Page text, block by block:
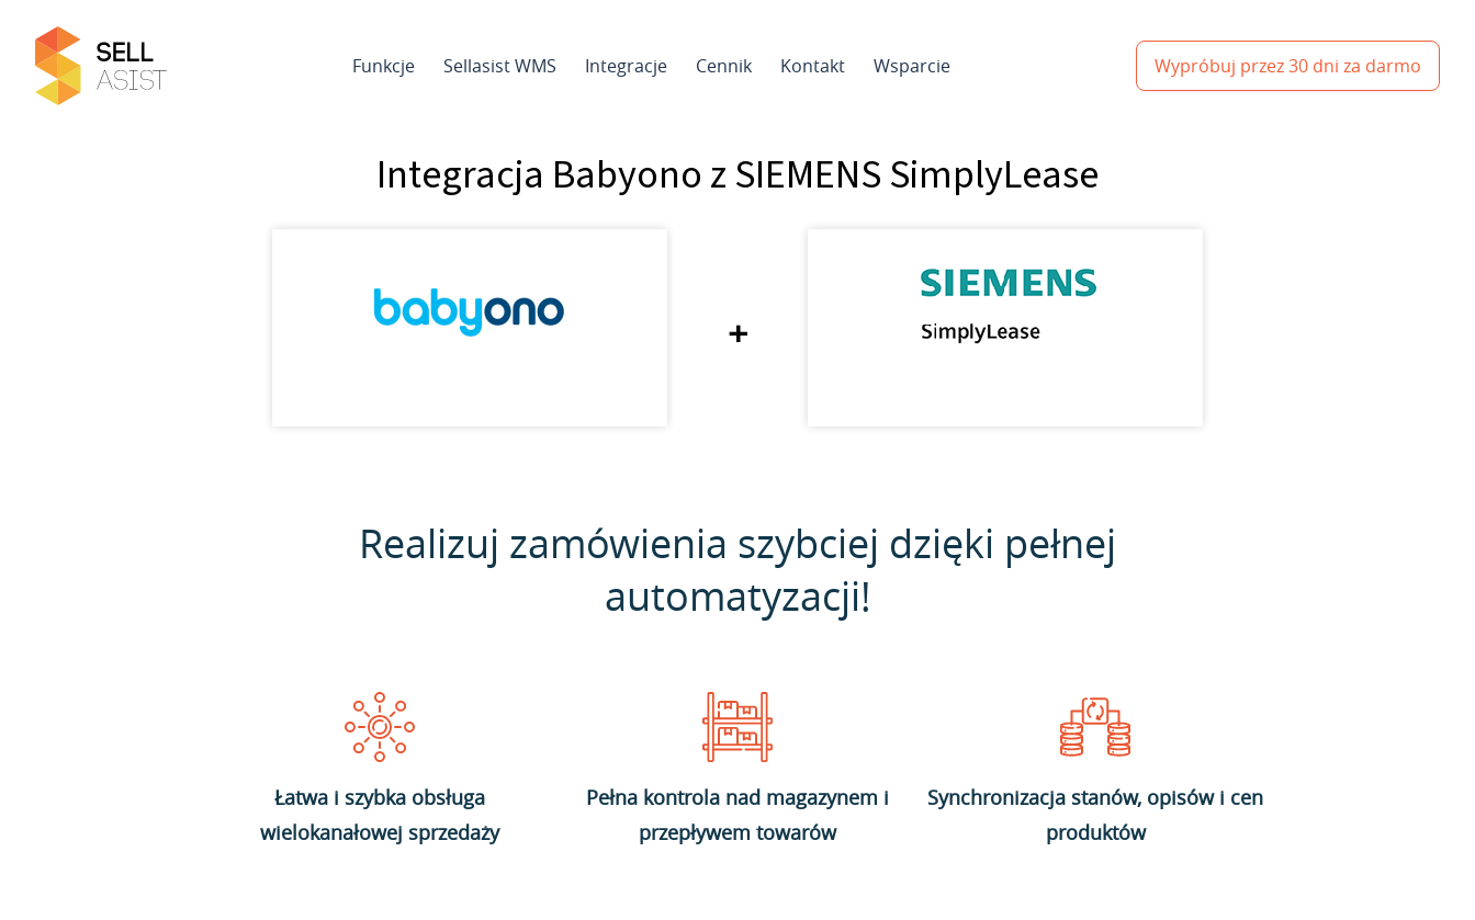
Funkcje Sellasist WMS Integracje Cennik Kontakt Wsparcie Wypróbuj przez 30 dni za darmo
Integracja Babyono z SIEMENS SimplyLease
+
Realizuj zamówienia szybciej dzięki pełnej
automatyzacji!
Łatwa i szybka obsługa
wielokanałowej sprzedaży
Pełna kontrola nad magazynem i
przepływem towarów
Synchronizacja stanów, opisów i cen
produktów